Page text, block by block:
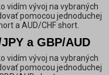
vidím vývoj na vybraných
pomocou jednoduchej
a AUD/CHF short.
a GBP/AUD
vidím vývoj na vybraných
pomocou jednoduchej